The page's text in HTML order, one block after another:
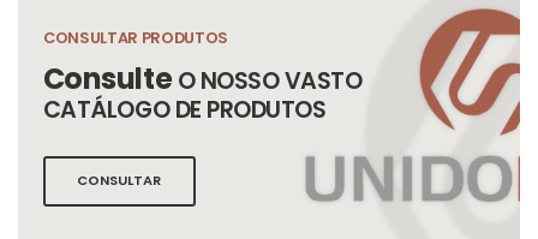
CONSULTAR PRODUTOS
ConsulteO NOSSO VASTO
CATÁLOGO DE PRODUTOS
CONSULTAR